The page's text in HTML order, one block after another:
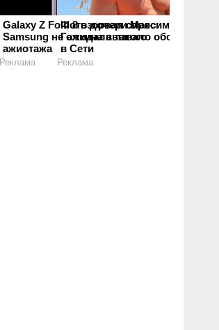
Galaxy Z Fold 8 взорвал спрос:
Samsung не ожидала такого
ажиотажа
Реклама
Фото дочери Максима
Галкина вызвало обсуждения
в Сети
Реклама